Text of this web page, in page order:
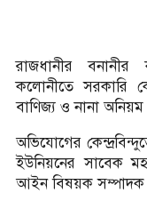
রাজধানীর
কলোনীতে সরকারি
বাণিজ্য ও নানা
অভিযোগের
ইউনিয়নের সাবেক
আইন বিষয়ক সম্পাদক